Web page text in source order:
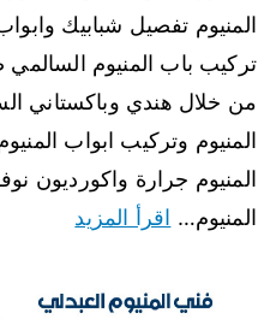
المنيوم تفصيل شبابيك
تركيب باب المنيوم السالمي
من خلال هندي وباكستاني
المنيوم وتركيب ابواب
المنيوم جرارة واكورديون
المنيوم… اقرأ المزيد